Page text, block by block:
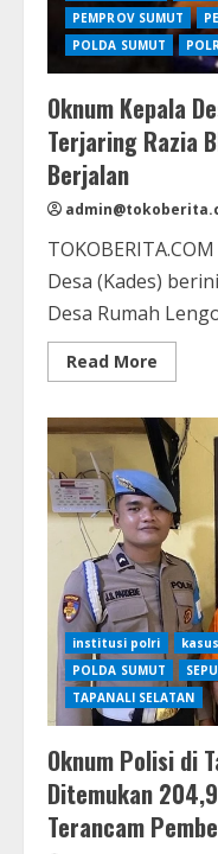
PEMPROV SUMUT
POLDA SUMUT
Oknum Kepala
Terjaring Razia
Berjalan
Desa (Kades)
Desa Rumah
Read More
more
Kepala
Desa
di
Deli
Serdang
Razia
BNNK,
Proses
Hukum
Masih
institusi polri
POLDA SUMUT
TAPANALI SELATAN
Oknum Polisi di
Ditemukan
Terancam